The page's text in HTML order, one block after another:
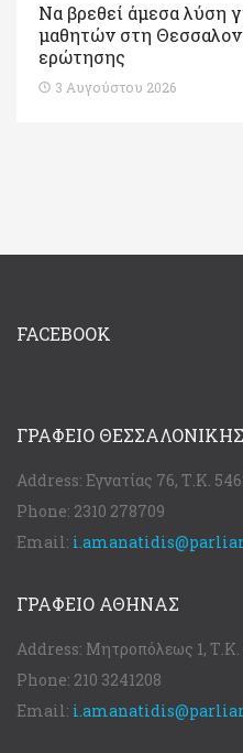
Να βρεθεί άμεσα λύση
μαθητών στη
ερώτησης
3 Αυγούστου 2026
FACEBOOK
ΓΡΑΦΕΊΟ ΘΕΣΣΑΛΟΝΊΚΗΣ
Address: Εγνατίας 76, Τ.Κ.
Phone: 2310 278709
Email:
ΓΡΑΦΕΊΟ ΑΘΉΝΑΣ
Address: Μητροπόλεως 1, Τ.Κ.
Phone: 210 3241208
Email: